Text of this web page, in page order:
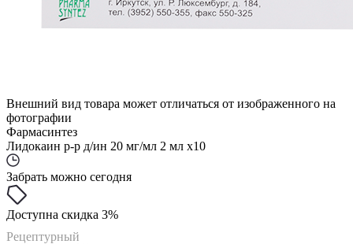
Внешний вид товара может отличаться от изображенного на
фотографии
Фармасинтез
Лидокаин р-р д/ин 20 мг/мл 2 мл x10
Забрать можно сегодня
Доступна скидка 3%
Рецептурный